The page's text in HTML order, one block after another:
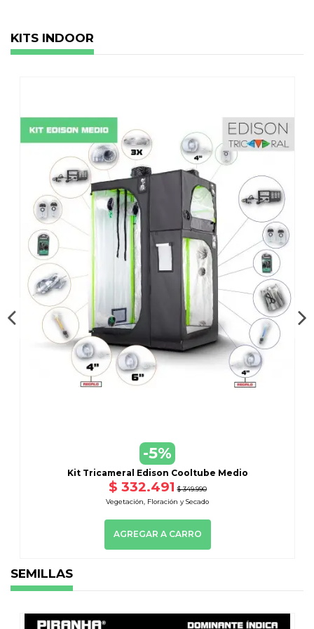
KITS INDOOR
-5%
Kit Tricameral Edison Cooltube Medio
$ 332.491 $ 349.990
Vegetación, Floración y Secado
AGREGAR A CARRO
SEMILLAS